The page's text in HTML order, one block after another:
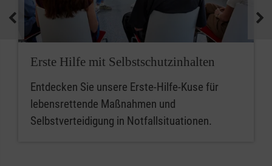
medizinische Geräte und koordinieren
Notfallmaßnahmen.
Zusammenfassend sind betriebliche
Ansprechpersonen für Erste Hilfe, während
Mitarbeitende im betrieblichen Sanitätsdienst
eine erweiterte Rolle bei der medizinischen
Erste Hilfe mit Selbstschutzinhalten
Entdecken Sie unsere Erste-Hilfe-Kuse für
lebensrettende Maßnahmen und
Selbstverteidigung in Notfallsituationen.